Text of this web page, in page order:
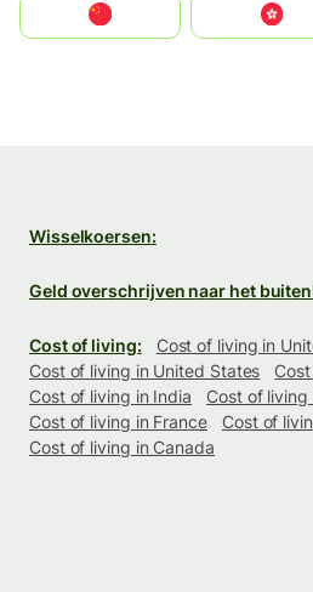
中國香港特別行政區
Wisselkoersen:
Geld overschrijven naar het
Cost of living:
Cost of living in
Cost of living in United States
Cost of living in India
Cost of living
Cost of living in France
Cost of
Cost of living in Canada